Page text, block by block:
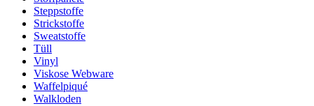
Steppstoffe
Strickstoffe
Sweatstoffe
Tüll
Vinyl
Viskose Webware
Waffelpiqué
Walkloden